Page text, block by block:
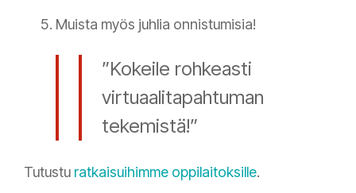
Muista myös juhlia onnistumisia!
”Kokeile rohkeasti
virtuaalitapahtuman
tekemistä!”
Tutustu ratkaisuihimme oppilaitoksille.